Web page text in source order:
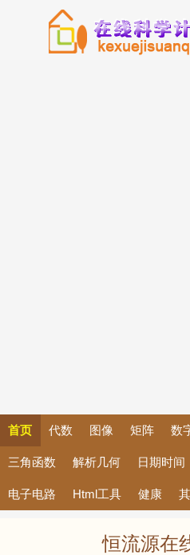
首页 代数 图像 矩阵 数
三角函数 解析几何 日期时间
电子电路 Html工具 健康
恒流源在